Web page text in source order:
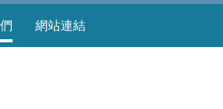
網站連結